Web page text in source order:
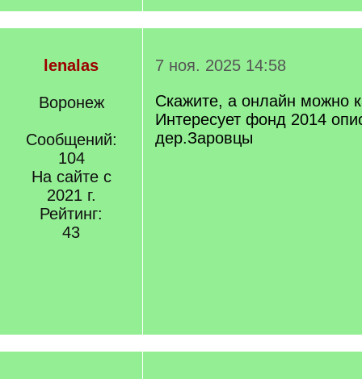
lenalas
Воронеж
Сообщений:
104
На сайте с
2021 г.
Рейтинг:
43
7 ноя. 2025 14:58
Скажите, а онлайн можно
Интересует фонд 2014
дер.Заровцы